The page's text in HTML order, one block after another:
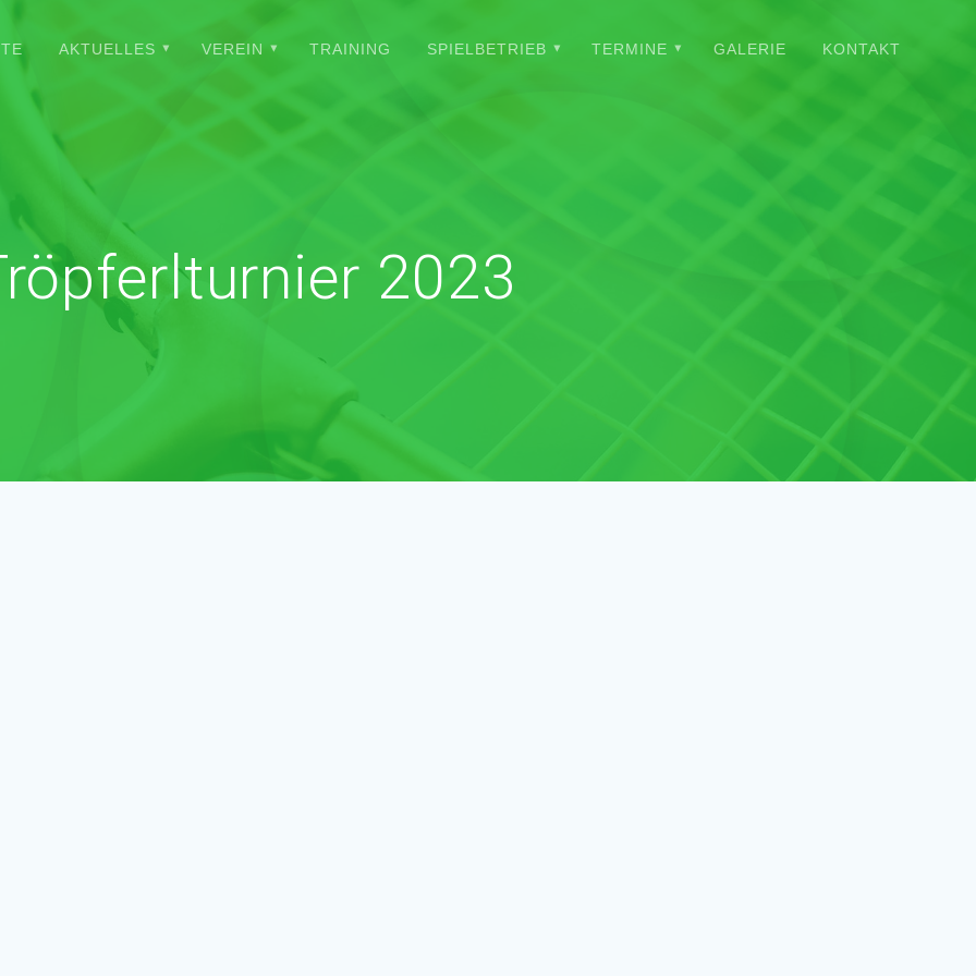
AKTUELLES VEREIN TRAINING SPIELBETRIEB TERMINE GALERIE KONTAKT
2023